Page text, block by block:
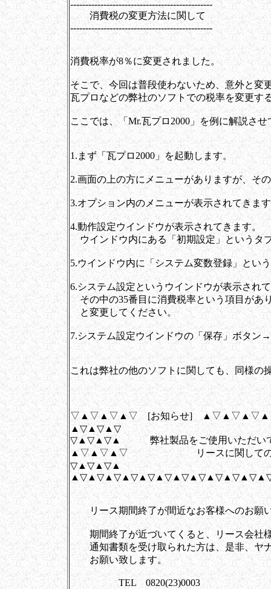
-----------------------------------------------
消費税の変更方法に関して
-----------------------------------------------
消費税率が8％に変更されました。
そこで、今回は普段使わないため、意外と変
瓦プロなどの弊社のソフトでの税率を変更す
ここでは、「Mr.瓦プロ2000」を例に解説さ
1.まず「瓦プロ2000」を起動します。
2.画面の上の方にメニューがありますが、そ
3.オプション内のメニューが表示されてきま
4.動作設定ウインドウが表示されてきます。
ウインドウ内にある「初期設定」というタ
5.ウインドウ内に「システム変数登録」とい
6.システム設定というウインドウが表示され
その中の35番目に消費税率という項目があ
と変更してください。
7.システム設定ウインドウの「保存」ボタン
これは弊社の他のソフトに関しても、同様の
▽▲▽▲▽▲▽ [お知らせ]
▲▽▲▽▲▽
▽▲▽▲▽▲ 弊社製品をご使用いただいて
▲▽▲▽▲▽ リースに関してのお
▽▲▽▲▽▲
リース期間終了が間近なお客様へのお願
期間終了が近づいてくると、リース会社様
通知書類を受け取られた方は、是非、ヤ
お願い致します。
TEL 0820(23)0003